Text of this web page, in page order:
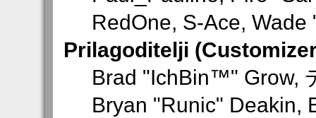
RedOne, S-Ace,
Prilagoditelji
Brad "IchBin™" Grow,
Bryan "Runic" Deakin,